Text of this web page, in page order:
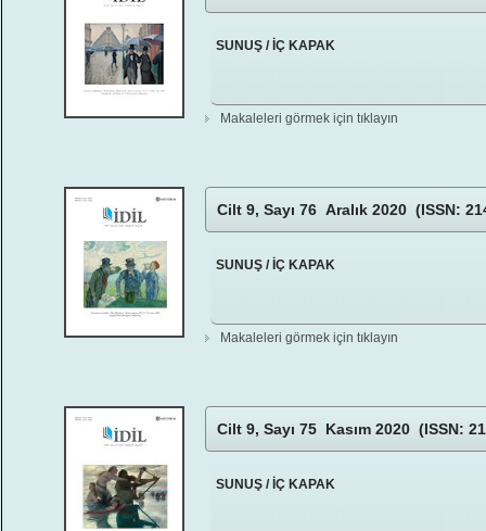
SUNUŞ / İÇ KAPAK
Makaleleri görmek için tıklayın
Cilt 9, Sayı 76 Aralık 2020 (ISSN:
SUNUŞ / İÇ KAPAK
Makaleleri görmek için tıklayın
Cilt 9, Sayı 75 Kasım 2020 (ISSN:
SUNUŞ / İÇ KAPAK